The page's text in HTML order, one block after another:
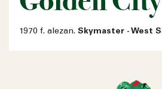
1970 f. alezan. Skymaster - West